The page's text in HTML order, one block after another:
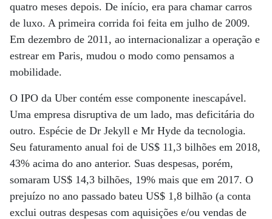
quatro meses depois. De início, era para chamar carros
de luxo. A primeira corrida foi feita em julho de 2009.
Em dezembro de 2011, ao internacionalizar a operação e
estrear em Paris, mudou o modo como pensamos a
mobilidade.
O IPO da Uber contém esse componente inescapável.
Uma empresa disruptiva de um lado, mas deficitária do
outro. Espécie de Dr Jekyll e Mr Hyde da tecnologia.
Seu faturamento anual foi de US$ 11,3 bilhões em 2018,
43% acima do ano anterior. Suas despesas, porém,
somaram US$ 14,3 bilhões, 19% mais que em 2017. O
prejuízo no ano passado bateu US$ 1,8 bilhão (a conta
exclui outras despesas com aquisições e/ou vendas de